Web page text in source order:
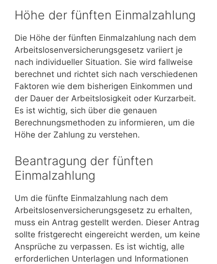
Höhe der fünften Einmalzahlung
Die Höhe der fünften Einmalzahlung nach dem
Arbeitslosenversicherungsgesetz variiert je
nach individueller Situation. Sie wird fallweise
berechnet und richtet sich nach verschiedenen
Faktoren wie dem bisherigen Einkommen und
der Dauer der Arbeitslosigkeit oder Kurzarbeit.
Es ist wichtig, sich über die genauen
Berechnungsmethoden zu informieren, um die
Höhe der Zahlung zu verstehen.
Beantragung der fünften
Einmalzahlung
Um die fünfte Einmalzahlung nach dem
Arbeitslosenversicherungsgesetz zu erhalten,
muss ein Antrag gestellt werden. Dieser Antrag
sollte fristgerecht eingereicht werden, um keine
Ansprüche zu verpassen. Es ist wichtig, alle
erforderlichen Unterlagen und Informationen